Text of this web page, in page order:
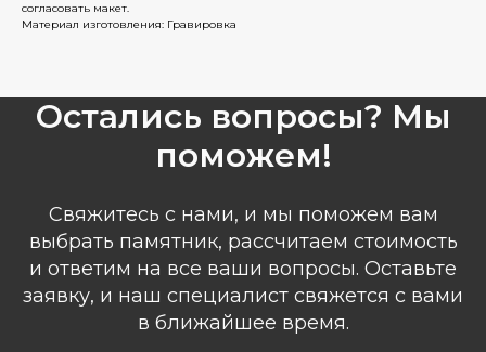
согласовать макет.
Материал изготовления: Гравировка
Остались вопросы? Мы
поможем!
Свяжитесь с нами, и мы поможем вам
выбрать памятник, рассчитаем стоимость
и ответим на все ваши вопросы. Оставьте
заявку, и наш специалист свяжется с вами
в ближайшее время.